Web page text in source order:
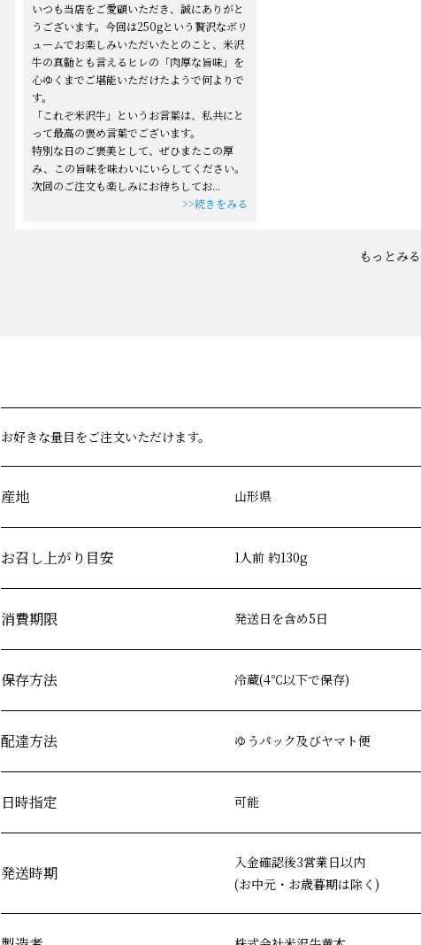
いつも当店をご愛顧いただき、誠にありがと
うございます。今回は250gという贅沢なボリ
ュームでお楽しみいただいたとのこと、米沢
牛の真髄とも言えるヒレの「肉厚な旨味」を
心ゆくまでご堪能いただけたようで何よりで
す。
「これぞ米沢牛」というお言葉は、私共にと
って最高の褒め言葉でございます。
特別な日のご褒美として、ぜひまたこの厚
み、この旨味を味わいにいらしてください。
次回のご注文も楽しみにお待ちしてお...
>>続きをみる
もっとみる
お好きな量目をご注文いただけます。
産地 山形県
お召し上がり目安 1人前 約130g
消費期限 発送日を含め5日
保存方法 冷蔵(4℃以下で保存)
配達方法 ゆうパック及びヤマト便
日時指定 可能
発送時期
入金確認後3営業日以内
(お中元・お歳暮期は除く)